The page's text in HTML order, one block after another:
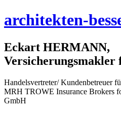
to
architekten-
Eckart HERMANN,
Handelsvertreter/ Kundenbetreuer
MRH TROWE Insurance Brokers
GmbH